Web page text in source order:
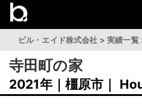
ビル・エイド株式会社 >実績一覧
寺田町の家
2021年｜橿原市｜